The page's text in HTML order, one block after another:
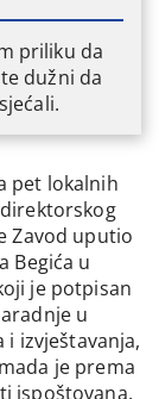
priliku da
dužni da
pet lokalnih
Zavod uputio
Begića u
je potpisan
u
izvještavanja,
je prema
ispoštovana.